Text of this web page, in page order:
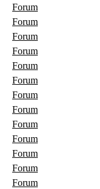
Forum
Forum
Forum
Forum
Forum
Forum
Forum
Forum
Forum
Forum
Forum
Forum
Forum